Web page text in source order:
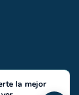
la mejor